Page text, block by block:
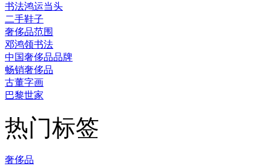
书法鸿运当头
二手鞋子
奢侈品范围
邓鸿领书法
中国奢侈品品牌
畅销奢侈品
古董字画
巴黎世家
热门标签
奢侈品